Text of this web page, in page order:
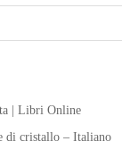
| Libri Online
di cristallo – Italiano